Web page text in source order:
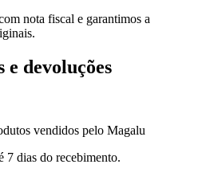
nota fiscal e garantimos a
devoluções
vendidos pelo Magalu
7 dias do recebimento.